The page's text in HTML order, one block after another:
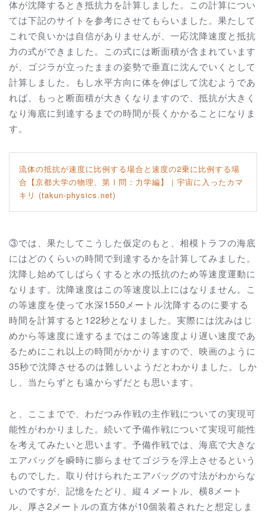
体が沈降するとき抵抗力を計算しました。この計算につい
ては下記のサイトを参考にさせてもらいました。果たして
これで良いかは自信がありませんが、一応沈降速度と抵抗
力の式ができました。この式には断面積が含まれています
が、ゴジラが立ったままの姿勢で垂直に沈んでいくとして
計算しました。もし水平方向に体を伸ばして沈むようであ
れば、もっと断面積が大きくなりますので、抵抗が大きく
なり海底に到達するまでの時間が長くかかることになりま
す。
流体の抵抗が速度に比例する場合と速度の2乗に比例する場
合【京都大学の物理、第Ⅰ問：力学編】｜宇宙に入ったカマ
キリ (takun-physics.net)
③では、果たしてこうした仮定のもと、相模トラフの海底
にはどのくらいの時間で到達するかを計算してみました。
沈降し始めてしばらくすると水の抵抗のため等速度運動に
なります。沈降速度はこの等速度以上にはなりません。こ
の等速度を使って水深1550メートル沈降するのに要する
時間を計算すると122秒となりました。実際には沈みはじ
めから等速度に達するまではこの等速度より遅い速度であ
るためにこれ以上の時間がかかりますので、映画のように
35秒で沈降させるのは難しいようだとわかりました。しか
し、当たらずとも遠からずだとも思います。
と、ここまでで、わだつみ作戦の主作戦についての実現可
能性がわかりました。続いて予備作戦について実現可能性
を考えてみたいと思います。予備作戦では、 海底で大きな
エアバッグを瞬時に膨らませてゴジラを浮上させるという
ものでした。取り付けられたエアバッグの寸法がわからな
いのですが、記憶をたどり、縦４メートル、横8メート
ル、厚さ2メートルの直方体が10個装着されたと想定しま